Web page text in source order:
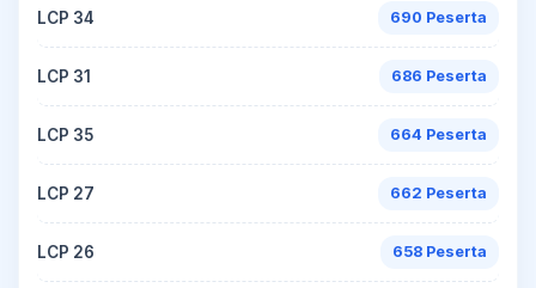
LCP 34 690 Peserta
LCP 31 686 Peserta
LCP 35 664 Peserta
LCP 27 662 Peserta
LCP 26 658 Peserta